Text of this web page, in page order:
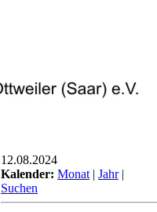
12.08.2024
Kalender: Monat | Jahr|
Suchen